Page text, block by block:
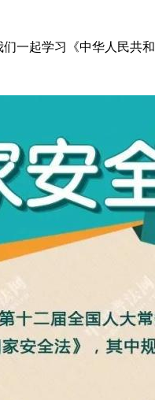
一起学习《中华人民共